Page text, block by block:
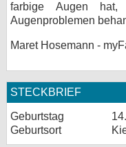
farbige Augen
Augenproblemen
Maret Hosemann -
STECKBRIEF
Geburtstag
Geburtsort